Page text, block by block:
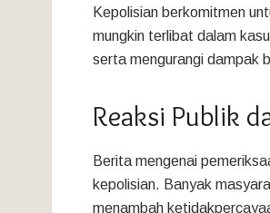
Kepolisian berkomitmen
mungkin terlibat dalam
serta mengurangi dampak
Reaksi Publik
Berita mengenai
kepolisian. Banyak
menambah